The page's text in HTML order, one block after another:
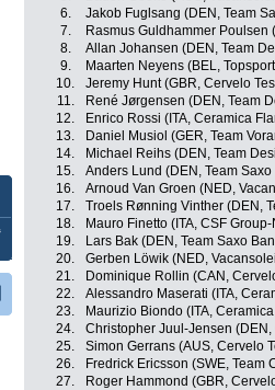
6.
Jakob Fuglsang (DEN, Team
7.
Rasmus Guldhammer Poulsen
8.
Allan Johansen (DEN, Team
9.
Maarten Neyens (BEL,
10.
Jeremy Hunt (GBR, Cervelo
11.
René Jørgensen (DEN, Team
12.
Enrico Rossi (ITA, Ceramica
13.
Daniel Musiol (GER, Team
14.
Michael Reihs (DEN, Team
15.
Anders Lund (DEN, Team Saxo
16.
Arnoud Van Groen (NED,
17.
Troels Rønning Vinther (DEN,
18.
Mauro Finetto (ITA, CSF
19.
Lars Bak (DEN, Team Saxo
20.
Gerben Löwik (NED,
21.
Dominique Rollin (CAN,
22.
Alessandro Maserati (ITA,
23.
Maurizio Biondo (ITA,
24.
Christopher Juul-Jensen
25.
Simon Gerrans (AUS, Cervelo
26.
Fredrick Ericsson (SWE, Team
27.
Roger Hammond (GBR,
Facebook
Twitter
Newsletter: